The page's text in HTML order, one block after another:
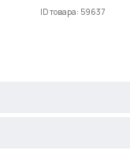
ID товара: 59637